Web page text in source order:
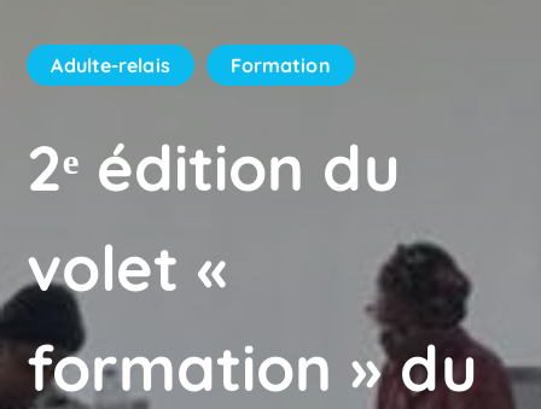
Adulte-relais Formation
2ᵉ édition du
volet «
formation » du